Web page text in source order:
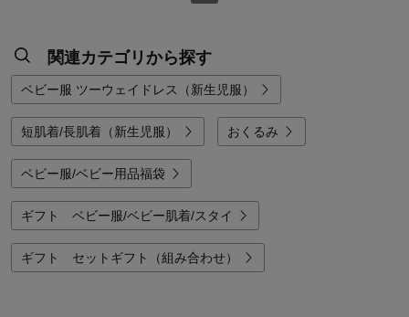
関連カテゴリから探す
ベビー服 ツーウェイドレス（新生児服）
短肌着/長肌着（新生児服） おくるみ
ベビー服/ベビー用品福袋
ギフト ベビー服/ベビー肌着/スタイ
ギフト セットギフト（組み合わせ）